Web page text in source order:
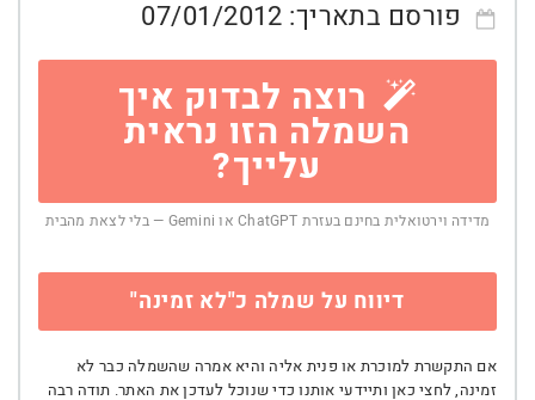
פורסם בתאריך: 07/01/2012
רוצה לבדוק איך
השמלה הזו נראית
עלייך?
מדידה וירטואלית בחינם בעזרת ChatGPT או Gemini — בלי לצאת מהבית
דיווח על שמלה כ"לא זמינה"
אם התקשרת למוכרת או פנית אליה והיא אמרה שהשמלה כבר לא
זמינה, לחצי כאן ותיידעי אותנו כדי שנוכל לעדכן את האתר. תודה רבה